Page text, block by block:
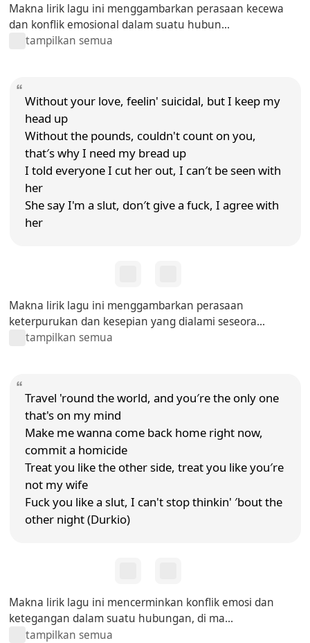
Makna lirik lagu ini menggambarkan perasaan kecewa
dan konflik emosional dalam suatu hubun...
tampilkan semua
Without your love, feelin' suicidal, but I keep my
head up
Without the pounds, couldn't count on you,
that′s why I need my bread up
I told everyone I cut her out, I can′t be seen with
her
She say I'm a slut, don′t give a fuck, I agree with
her
Makna lirik lagu ini menggambarkan perasaan
keterpurukan dan kesepian yang dialami seseora...
tampilkan semua
Travel 'round the world, and you′re the only one
that's on my mind
Make me wanna come back home right now,
commit a homicide
Treat you like the other side, treat you like you′re
not my wife
Fuck you like a slut, I can't stop thinkin' ′bout the
other night (Durkio)
Makna lirik lagu ini mencerminkan konflik emosi dan
ketegangan dalam suatu hubungan, di ma...
tampilkan semua